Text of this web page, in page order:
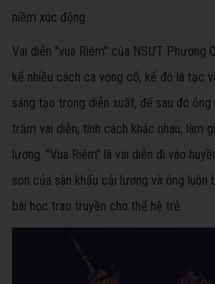
niềm xúc động.
Vai diễn "vua Riêm" của NSƯT Phương
kế nhiều cách ca vọng cổ, kế đó là tạc
sáng tạo trong diễn xuất, để sau đó
trăm vai diễn, tính cách khác nhau, làm
lương. "Vua Riêm" là vai diễn đi vào
son của sân khấu cải lương và ông luôn
bài học trao truyền cho thế hệ trẻ.